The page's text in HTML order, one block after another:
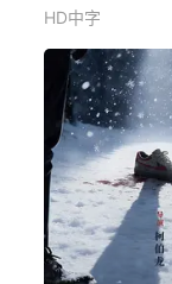
HD中字